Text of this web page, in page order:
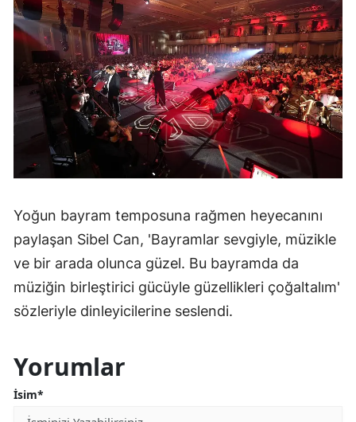
Yoğun bayram temposuna rağmen heyecanını
paylaşan Sibel Can, 'Bayramlar sevgiyle, müzikle
ve bir arada olunca güzel. Bu bayramda da
müziğin birleştirici gücüyle güzellikleri çoğaltalım'
sözleriyle dinleyicilerine seslendi.
Yorumlar
İsim*